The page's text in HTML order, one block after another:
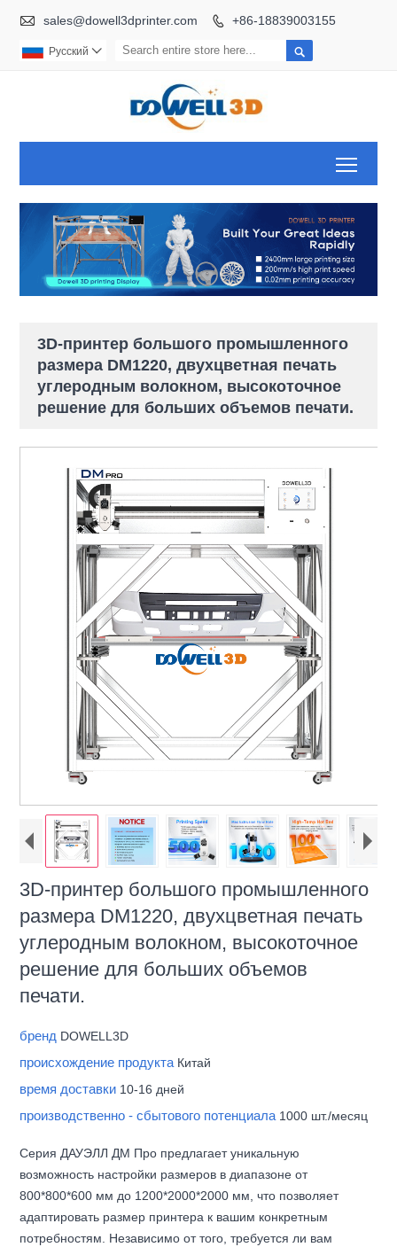
 sales@dowell3dprinter.com  +86-18839003155

Pусский 
3D-принтер большого промышленного
размера DM1220, двухцветная печать
углеродным волокном, высокоточное
решение для больших объемов печати.
3D-принтер большого промышленного
размера DM1220, двухцветная печать
углеродным волокном, высокоточное
решение для больших объемов
печати.
бренд DOWELL3D
происхождение продукта Китай
время доставки 10-16 дней
производственно - сбытового потенциала 1000 шт./месяц
Серия ДАУЭЛЛ ДМ Про предлагает уникальную
возможность настройки размеров в диапазоне от
800*800*600 мм до 1200*2000*2000 мм, что позволяет
адаптировать размер принтера к вашим конкретным
потребностям. Независимо от того, требуется ли вам